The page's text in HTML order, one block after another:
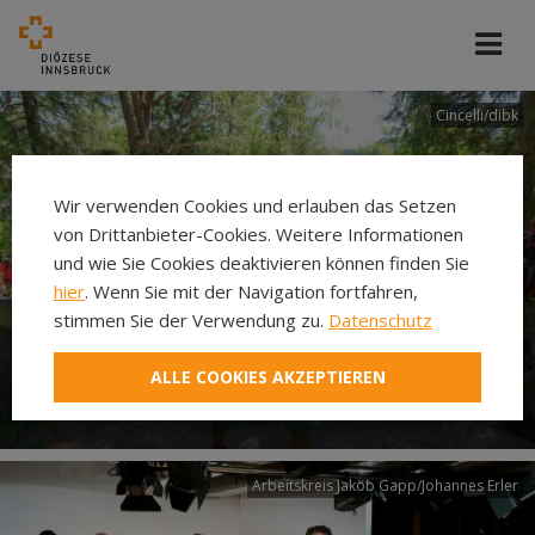
Cincelli/dibk
Neuer Pilgerweg Via
Laudato si’
Arbeitskreis Jakob Gapp/Johannes Erler
Wir verwenden Cookies und erlauben das Setzen
von Drittanbieter-Cookies. Weitere Informationen
und wie Sie Cookies deaktivieren können finden Sie
hier. Wenn Sie mit der Navigation fortfahren,
stimmen Sie der Verwendung zu. Datenschutz
ALLE COOKIES AKZEPTIEREN